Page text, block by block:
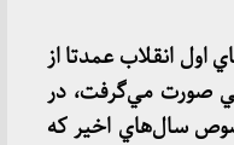
انقلاب عمدتا از
صورت مي‌گرفت، در
سال‌هاي اخير كه